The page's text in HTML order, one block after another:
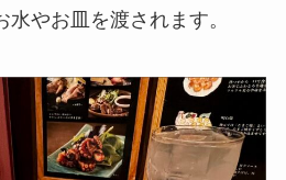
やお皿を渡されます。